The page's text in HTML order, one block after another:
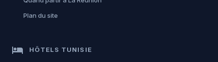
Plan du site
hotel HÔTELS TUNISIE